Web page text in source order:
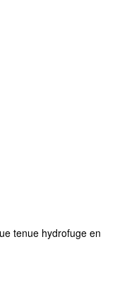
tenue hydrofuge en